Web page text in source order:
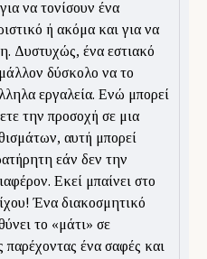
να τονίσουν ένα
ή ακόμα και για να
Δυστυχώς, ένα εστιακό
δύσκολο να το
εργαλεία. Ενώ μπορεί
την προσοχή σε μια
αυτή μπορεί
εάν δεν την
Εκεί μπαίνει στο
Ένα διακοσμητικό
το «μάτι» σε
παρέχοντας ένα σαφές και